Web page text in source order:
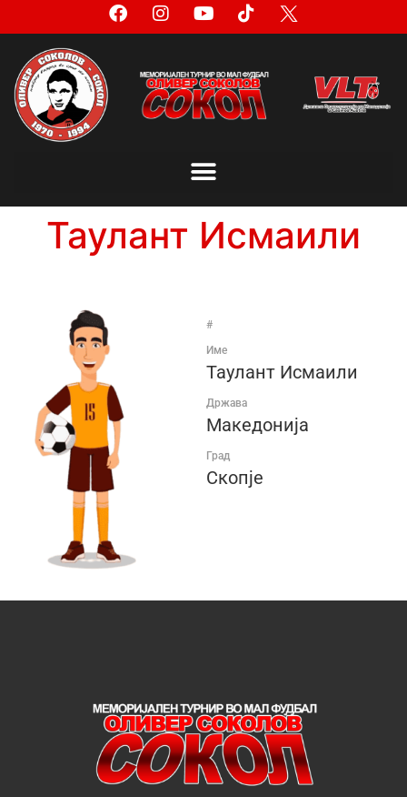
Таулант Исмаили
#
Име
Таулант Исмаили
Држава
Македонија
Град
Скопје